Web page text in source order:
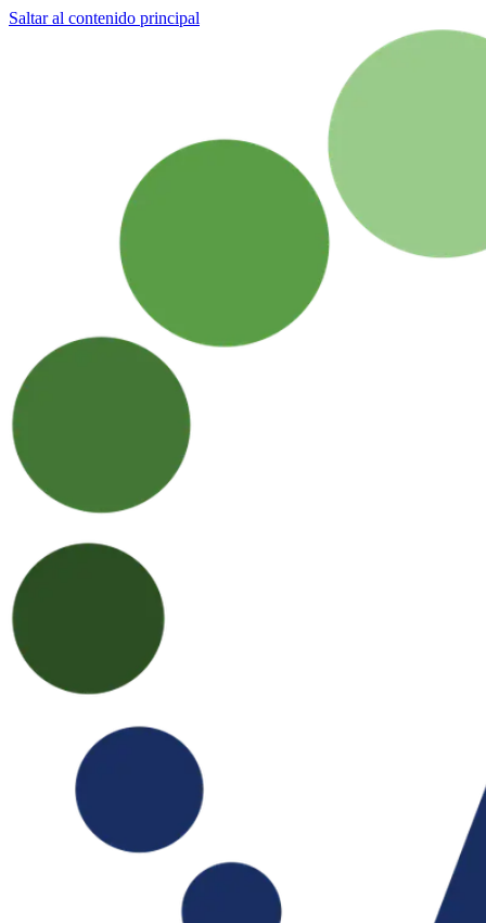
Saltar al contenido principal